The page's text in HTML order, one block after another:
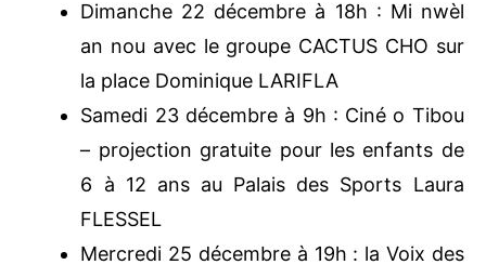
bourg
Dimanche 22 décembre à 18h : Mi nwèl
an nou avec le groupe CACTUS CHO
sur la place Dominique LARIFLA
Samedi 23 décembre à 9h : Ciné o
Tibou – projection gratuite pour les
enfants de 6 à 12 ans au Palais des
Sports Laura FLESSEL